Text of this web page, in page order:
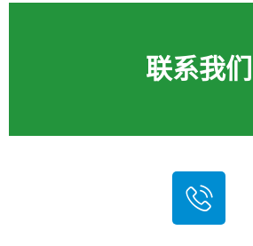
联系我们